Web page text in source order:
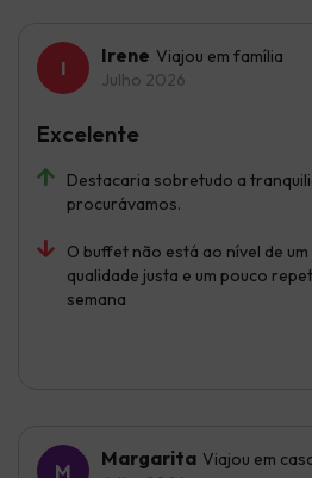
Irene Viajou em família
Julho 2026
Destacaria sobretudo a
procurávamos.
O buffet não está ao nível de
qualidade justa e um pouco
semana
Excelente
Margarita Viajou em